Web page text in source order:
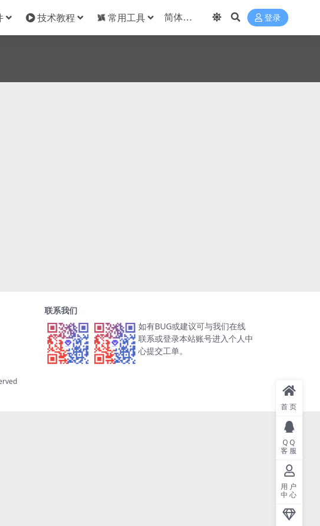
技术教程 常用工具 登录
联系我们
如有BUG或建议可与我们在线
联系或登录本站账号进入个人中
心提交工单。
首页
QQ
客服
用户
中心